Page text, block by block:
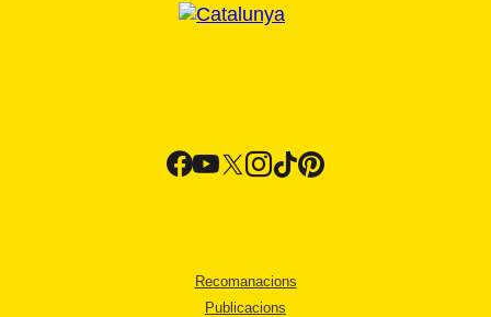
Recomanacions
Publicacions